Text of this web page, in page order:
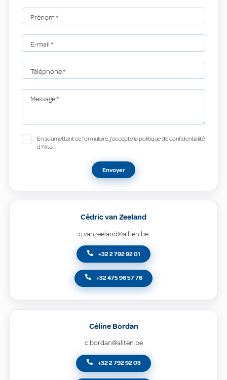
Prénom*
E-mail*
Téléphone*
Message*
En soumettant ce formulaire, j'accepte la politique de confidentialité
d'Allten.
Envoyer
Cédric van Zeeland
c.vanzeeland@allten.be
+32 2 792 92 01
+32 475 96 57 76
Céline Bordan
c.bordan@allten.be
+32 2 792 92 03